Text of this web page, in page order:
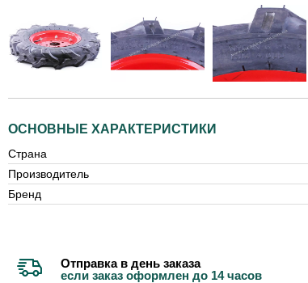
ОСНОВНЫЕ ХАРАКТЕРИСТИКИ
Страна
Производитель
Бренд
Отправка в день заказа
если заказ оформлен до 14 часов